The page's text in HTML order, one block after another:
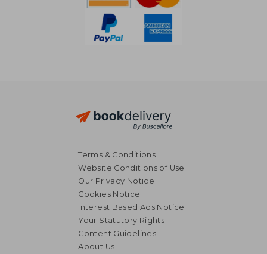
Terms & Conditions
Website Conditions of Use
Our Privacy Notice
Cookies Notice
Interest Based Ads Notice
Your Statutory Rights
Content Guidelines
About Us